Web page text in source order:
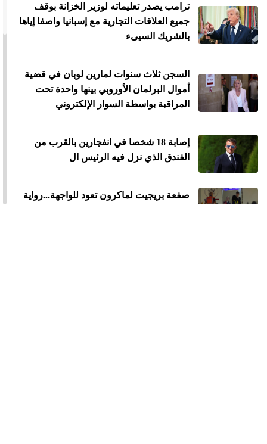
ترامب يصدر تعليماته لوزير الخزانة بوقف
جميع العلاقات التجارية مع إسبانيا واصفا إياها
بالشريك السيىء
السجن ثلاث سنوات لمارين لوبان في قضية
أموال البرلمان الأوروبي بينها واحدة تحت
المراقبة بواسطة السوار الإلكتروني
إصابة 18 شخصا في انفجارين بالقرب من
الفندق الذي نزل فيه الرئيس ال
صفعة بريجيت لماكرون تعود للواجهة...رواية